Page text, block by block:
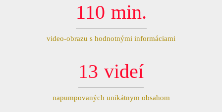
110 min.
video-obrazu s hodnotnými informáciami
13 videí
napumpovaných unikátnym obsahom